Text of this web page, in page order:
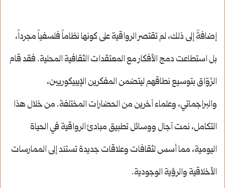
إضافةً إلى ذلك، لم تقتصر الرواقية على كونها نظاماً فلسفياً مجرداً،
بل استطاعت دمج الأفكار مع المعتقدات الثقافية المحلية. فقد قام
الرُوّاق بتوسيع نطاقهم ليتضمن المفكرين الإيبيكوريين،
والبراجماتي، وعلماء آخرين من الحضارات المختلفة. من خلال هذا
التكامل، نمت آجال ووسائل تطبيق مبادئ الرواقية في الحياة
اليومية، مما أسس لثقافات وعلاقات جديدة تستند إلى الممارسات
الأخلاقية والرؤية الوجودية.